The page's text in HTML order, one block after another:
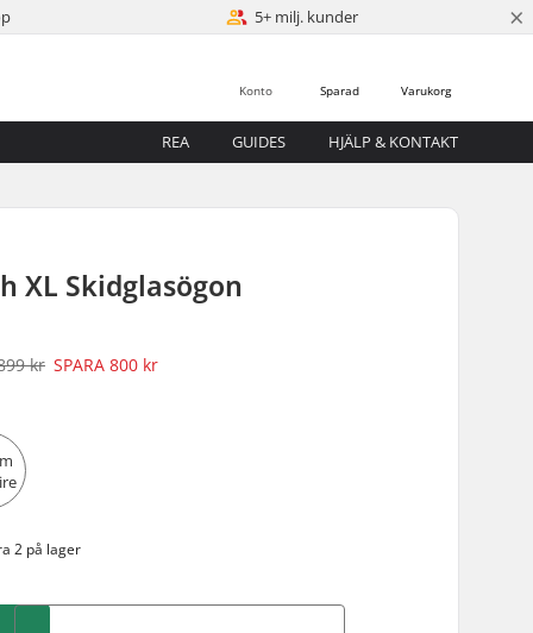
5+ milj. kunder ×
Varukorg
Sparad
Konto
REA GUIDES HJÄLP & KONTAKT
XL Skidglasögon
kr SPARA800 kr
2 på lager